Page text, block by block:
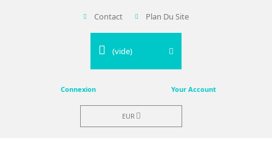
Contact Plan Du Site
(vide)
Connexion Your Account
EUR